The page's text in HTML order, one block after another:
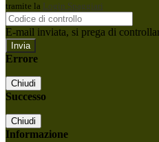
tramite la Login Spaggiari
E-mail inviata, si prega di
Errore
Chiudi
Successo
Chiudi
Informazione